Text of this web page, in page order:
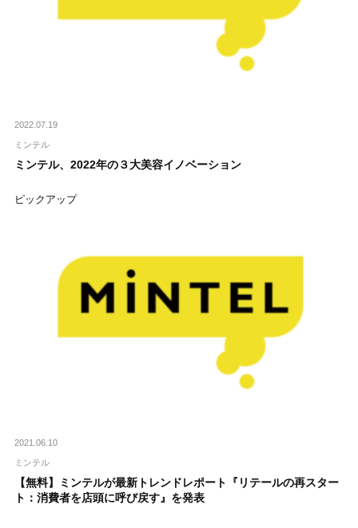
2022.07.19
ミンテル
ミンテル、2022年の３大美容イノベーション
ピックアップ
2021.06.10
ミンテル
【無料】ミンテルが最新トレンドレポート『リテールの再スター
ト：消費者を店頭に呼び戻す』を発表